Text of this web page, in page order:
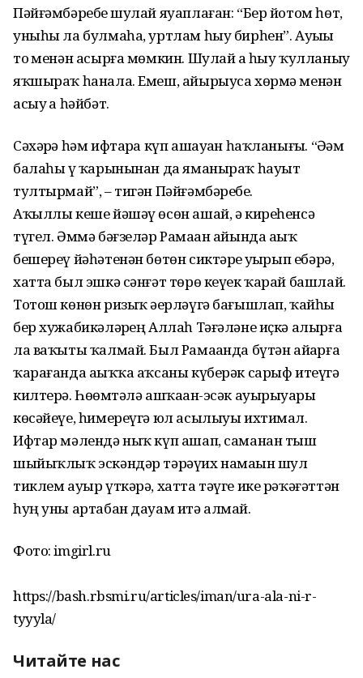
Пәйғәмбәребеҙ шулай яуаплаған: “Бер йотом һөт,
уныһы ла булмаһа, уртлам һыу бирһен”. Ауыҙҙы
тоҙ менән асырға мөм­кин. Шулай ҙа һыу ҡулланыу
яҡшыраҡ һанала. Емеш, айырыуса хөрмә менән
асыу ҙа һәйбәт.
Сәхәрҙә һәм ифтарҙа күп ашауҙан һаҡла­ны­ғыҙ. “Әҙәм
балаһы үҙ ҡарынынан да яма­ныраҡ һауыт
тултырмай”, – тигән Пәйғәм­бәребеҙ.
Аҡыллы кеше йәшәү өсөн ашай, ә кире­һенсә
түгел. Әммә бәғзеләр Рамаҙан айында аҙыҡ
бешереү йәһәтенән бөтөн сиктәрҙе уҙҙырып ебәрә,
хатта был эшкә сәнғәт төрө кеүек ҡарай башлай.
Тотош көнөн ризыҡ әҙер­ләүгә бағышлап, ҡайһы
бер хужабикә­ләрҙең Аллаһ Тәғәләне иҫкә алырға
ла ваҡы­ты ҡалмай. Был Рамаҙанда бүтән айҙарға
ҡарағанда аҙыҡҡа аҡсаны күберәк сарыф итеүгә
килтерә. Һөҙөмтәлә ашҡаҙан-эсәк ауырыуҙары
көсәйеүе, һимереүгә юл асылыуы ихтимал.
Ифтар мәлендә ныҡ күп ашап, саманан тыш
шыйыҡлыҡ эскәндәр тәрәүих намаҙын шул
тиклем ауыр үткәрә, хатта тәүге ике рәҡәғәттән
һуң уны артабан дауам итә алмай.
Фото: imgirl.ru
https://bash.rbsmi.ru/articles/iman/ura-ala-ni-r-
tyyyla/
Читайте нас